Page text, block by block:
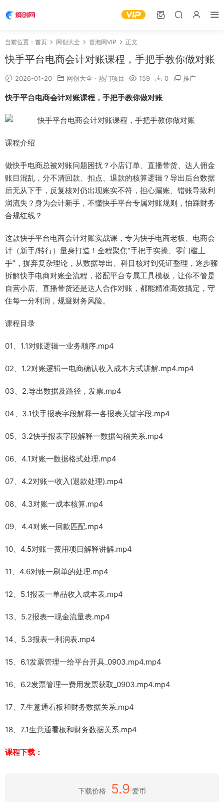
当前位置： 首页 网创大全 冒泡网VIP 正文
快手平台电商会计对账课程，手把手教你做对账
2026-01-20 网创大全 · 热门项目 159 0 推广
快手平台电商会计对账课程 ，手把手教你做对账
课程介绍
做快手电商总被对账问题困扰？小店订单、直播带货、达人佣金
账目混乱，分不清回款、扣点、退款的核算逻辑？导出后台数据
后无从下手，反复核对仍出现账实不符，担心漏账、错账导致利
润流失？身为会计新手，不懂快手平台专属对账规则，怕踩财务
合规红线？
这款快手平台电商会计对账实战课，专为快手电商老板、电商会
计（新手/转行）量身打造！全程聚焦“手把手实操、零门槛上
手”，摒弃复杂理论，从数据导出、科目核对到凭证整理，逐步骤
拆解快手电商对账全流程，搭配平台专属工具模板，让你不管是
自营小店、直播带货还是达人合作对账，都能精准高效搞定，守
住每一分利润，规避财务风险。
课程目录
01、1.1对账逻辑一业务顺序.mp4
02、1.2对账逻辑一电商确认收入成本方式讲解.mp4.mp4
03、2.导出数据及路径，发票.mp4
04、3.1快手报表字段解释一各报表关键字段.mp4
05、3.2快手报表字段解释一数据勾稽关系.mp4
06、4.1对账一数据格式处理.mp4
07、4.2对账一收入(退款处理).mp4
08、4.3对账一成本核算.mp4
09、4.4对账一回款匹配.mp4
10、4.5对账一费用项目解释讲解.mp4
11、4.6对账一刷单的处理.mp4
12、5.1报表一单品收入成本表.mp4
13、5.2报表一现金流量表.mp4
14、5.3报表一利润表.mp4
15、6.1发票管理一给平台开具_0903.mp4.mp4
16、6.2发票管理一费用发票获取_0903.mp4.mp4
17、7.生意通看板和财务数据关系.mp4
18、7.1生意通看板和财务数据关系.mp4
课程下载：
下载价格 5.9 爱币